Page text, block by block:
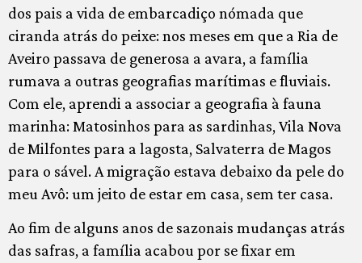
dos pais a vida de embarcadiço nómada que
ciranda atrás do peixe: nos meses em que a Ria de
Aveiro passava de generosa a avara, a família
rumava a outras geografias marítimas e fluviais.
Com ele, aprendi a associar a geografia à fauna
marinha: Matosinhos para as sardinhas, Vila Nova
de Milfontes para a lagosta, Salvaterra de Magos
para o sável. A migração estava debaixo da pele do
meu Avô: um jeito de estar em casa, sem ter casa.
Ao fim de alguns anos de sazonais mudanças atrás
das safras, a família acabou por se fixar em